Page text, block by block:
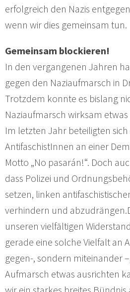
erfolgreich den Nazis
wenn wir dies gemeinsam tun.
Gemeinsam blockieren!
In den vergangenen Jahren
gegen den Naziaufmarsch in
Trotzdem konnte es bislang
Naziaufmarsch wirksam
Im letzten Jahr beteiligten sich
AntifaschistInnen an einer
Motto „No pasarán!“. Doch
dass Polizei und
setzen, linken
verhindern und
unseren vielfältigen
gerade eine solche Vielfalt an
gegen-, sondern miteinander
Aufmarsch etwas ausrichten